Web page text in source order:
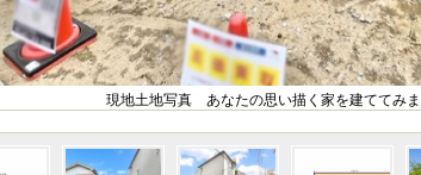
現地土地写真 あなたの思い描く家を建ててみ